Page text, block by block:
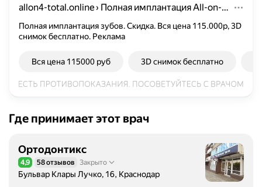
allon4-total.online› Полная имплантация All-on-4 зубов. Вся цена 115000р
Полная имплантация зубов. Скидка. Вся цена 115.000р, 3D
снимок бесплатно. Реклама
Вся цена 115000 руб 3D снимок бесплатно
Где принимает этот врач
Ортодонтикс
Рейтинг 4,9 из 5
4,9 58 отзывов Закрыто
Бульвар Клары Лучко, 16, Краснодар